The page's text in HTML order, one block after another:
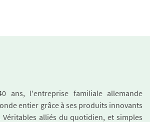
ans, l'entreprise familiale allemande
entier grâce à ses produits innovants
alliés du quotidien, et simples